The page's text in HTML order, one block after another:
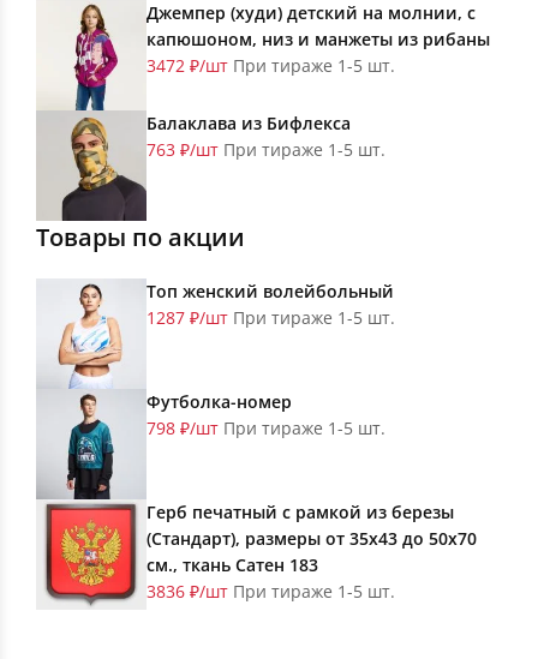
Джемпер (худи) детский на молнии, с
капюшоном, низ и манжеты из рибаны
3472 ₽/шт При тираже 1-5 шт.
Балаклава из Бифлекса
763 ₽/шт При тираже 1-5 шт.
Товары по акции
Топ женский волейбольный
1287 ₽/шт При тираже 1-5 шт.
Футболка-номер
798 ₽/шт При тираже 1-5 шт.
Герб печатный с рамкой из березы
(Стандарт), размеры от 35х43 до 50х70
см., ткань Сатен 183
3836 ₽/шт При тираже 1-5 шт.